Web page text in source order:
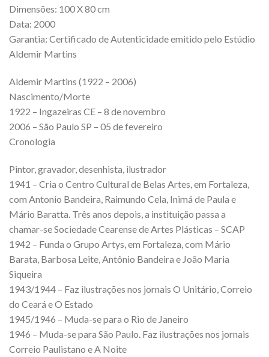
Dimensões: 100 X 80 cm
Data: 2000
Garantia: Certificado de Autenticidade emitido pelo Estúdio
Aldemir Martins
Aldemir Martins (1922 – 2006)
Nascimento/Morte
1922 – Ingazeiras CE – 8 de novembro
2006 – São Paulo SP – 05 de fevereiro
Cronologia
Pintor, gravador, desenhista, ilustrador
1941 – Cria o Centro Cultural de Belas Artes, em Fortaleza,
com Antonio Bandeira, Raimundo Cela, Inimá de Paula e
Mário Baratta. Três anos depois, a instituição passa a
chamar-se Sociedade Cearense de Artes Plásticas – SCAP
1942 – Funda o Grupo Artys, em Fortaleza, com Mário
Barata, Barbosa Leite, Antônio Bandeira e João Maria
Siqueira
1943/1944 – Faz ilustrações nos jornais O Unitário, Correio
do Ceará e O Estado
1945/1946 – Muda-se para o Rio de Janeiro
1946 – Muda-se para São Paulo. Faz ilustrações nos jornais
Correio Paulistano e A Noite